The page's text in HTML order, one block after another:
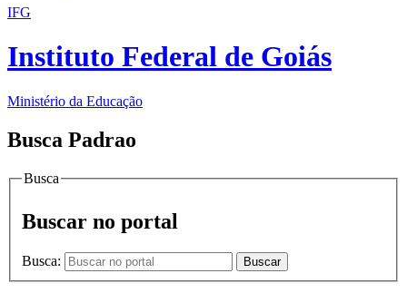
IFG
Instituto Federal de Goiás
Ministério da Educação
Busca Padrao
Busca
Buscar no portal
Busca: Buscar